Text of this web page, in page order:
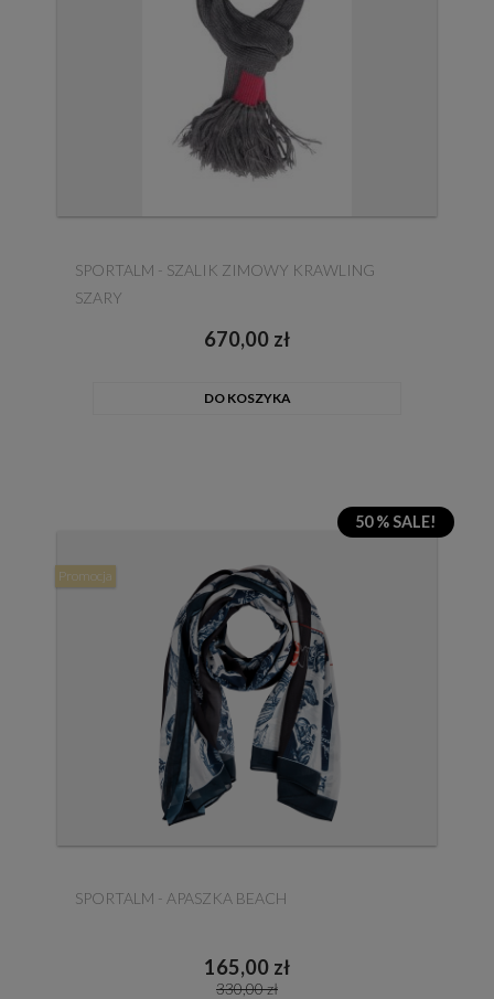
SPORTALM - SZALIK ZIMOWY KRAWLING
SZARY
670,00 zł
DO KOSZYKA
50 % SALE!
SPORTALM - APASZKA BEACH
165,00 zł
330,00 zł
Promocja